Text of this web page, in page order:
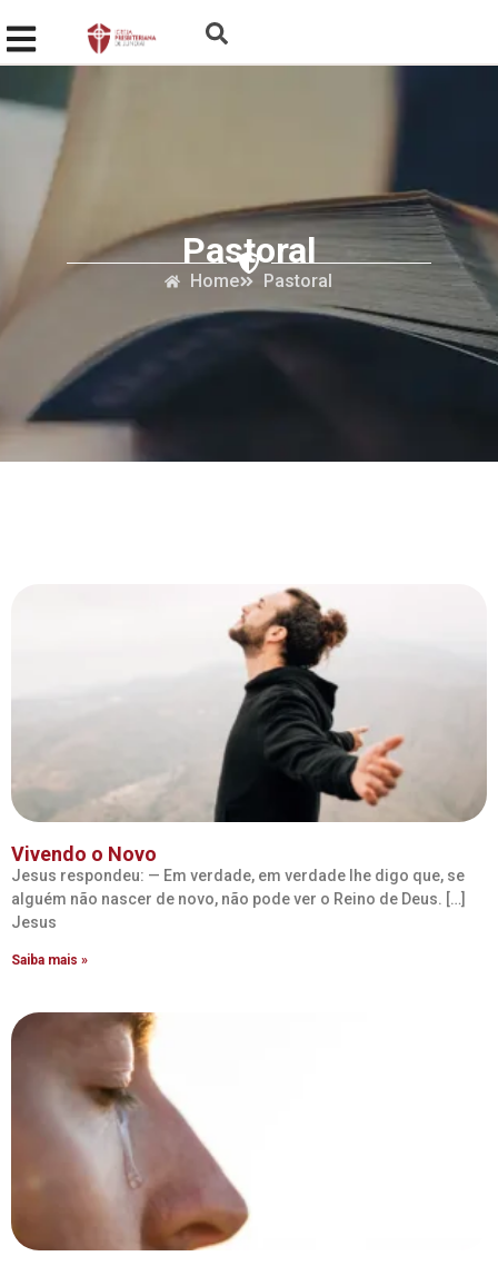
Pastoral
Home Pastoral
Vivendo o Novo
Jesus respondeu: — Em verdade, em verdade lhe digo que, se
alguém não nascer de novo, não pode ver o Reino de Deus. […]
Jesus
Saiba mais »